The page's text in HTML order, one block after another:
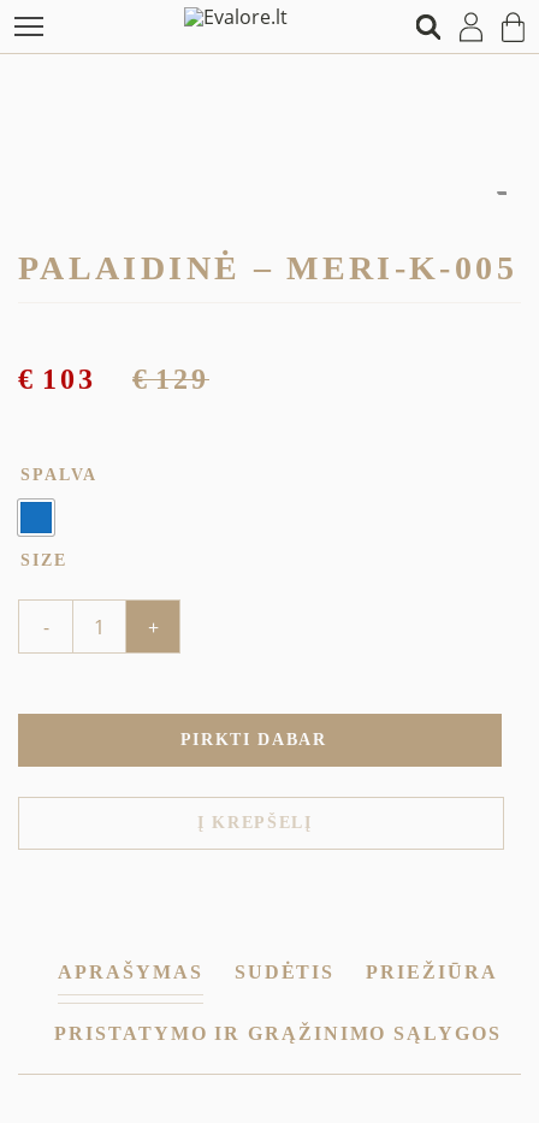
PALAIDINĖ – MERI-K-005
€129
€ 103
SPALVA
SIZE
produkto
kiekis:
- +
Į KREPŠELĮ
PIRKTI DABAR
APRAŠYMAS SUDĖTIS PRIEŽIŪRA
PRISTATYMO IR GRĄŽINIMO SĄLYGOS